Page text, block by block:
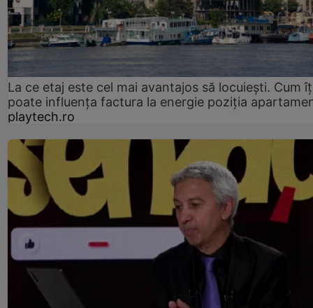
La ce etaj este cel mai avantajos să locuiești. Cum
poate influența factura la energie poziția
playtech.ro